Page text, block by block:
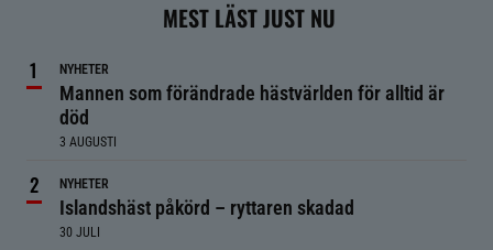
MEST LÄST JUST NU
NYHETER
Mannen som förändrade hästvärlden för alltid är
död
3 AUGUSTI
NYHETER
Islandshäst påkörd – ryttaren skadad
30 JULI